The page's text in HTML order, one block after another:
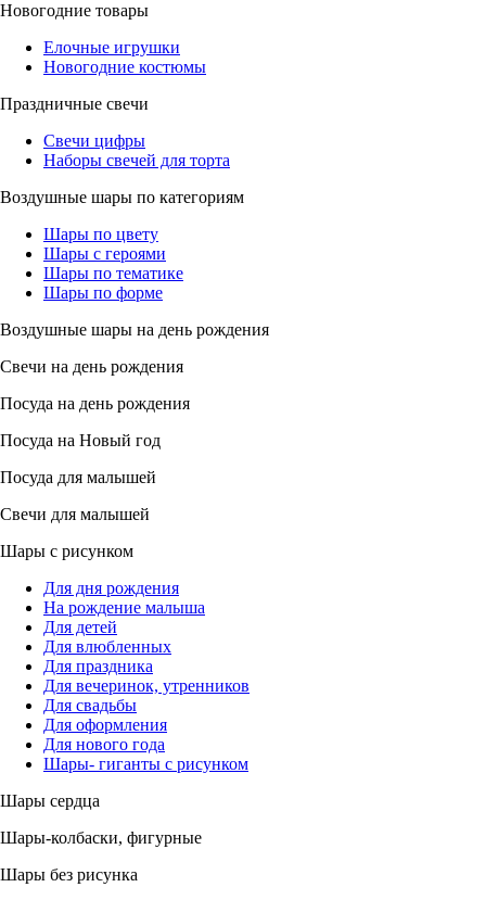
Новогодние товары
Елочные игрушки
Новогодние костюмы
Праздничные свечи
Свечи цифры
Наборы свечей для торта
Воздушные шары по категориям
Шары по цвету
Шары с героями
Шары по тематике
Шары по форме
Воздушные шары на день рождения
Свечи на день рождения
Посуда на день рождения
Посуда на Новый год
Посуда для малышей
Свечи для малышей
Шары с рисунком
Для дня рождения
На рождение малыша
Для детей
Для влюбленных
Для праздника
Для вечеринок, утренников
Для свадьбы
Для оформления
Для нового года
Шары- гиганты с рисунком
Шары сердца
Шары-колбаски, фигурные
Шары без рисунка